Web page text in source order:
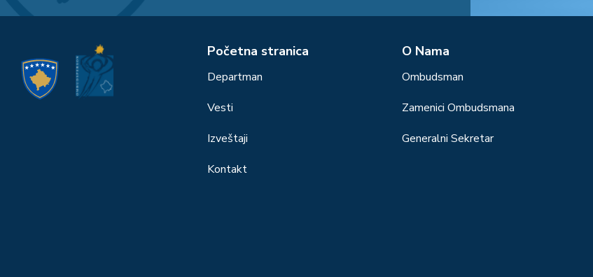
Početna stranica
Departman
Vesti
Izveštaji
Kontakt
О Nama
Ombudsman
Zamenici Ombudsmana
Generalni Sekretar